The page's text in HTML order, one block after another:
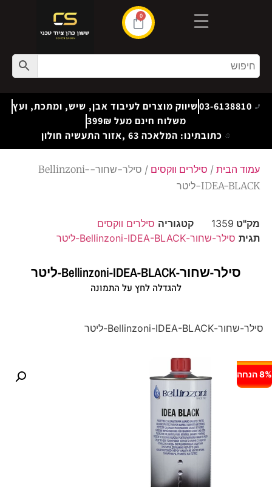
0
03-6138810שיווק מוצרים לעיבוד אבן, שיש, ומתכת, ועץ
משלוח חינם מעל 399₪
כתובתינו: המלאכה 63 ,אזור התעשיה חולון
עמוד הבית / סילרים ווקסים
/ סילר-שחור-Bellinzoni-
IDEA-BLACK-ליטר
מק"ט 1359 קטגוריה סילרים ווקסים
תגית סילר-שחור-Bellinzoni-IDEA-BLACK-ליטר
סילר-שחור-Bellinzoni-IDEA-BLACK-ליטר
להגדלה לחץ על התמונה
סילר-שחור-Bellinzoni-IDEA-BLACK-ליטר
8% הנחה